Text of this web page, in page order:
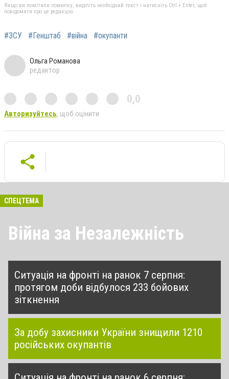
Якщо ви помітили помилку, виділіть необхідний текст і натисніть Ctrl + Enter, щоб
повідомити про це редакцію
#ЗСУ #Генштаб #війна #окупанти
Ольга Романова
редактор
0,0
Авторизуйтесь, щоб оцінити
СПЕЦТЕМА
Війна за Незалежність
Ситуація на фронті на ранок 7 серпня:
протягом доби відбулося 233 бойових
зіткнення
За добу захисники України знищили 1210
російських окупантів